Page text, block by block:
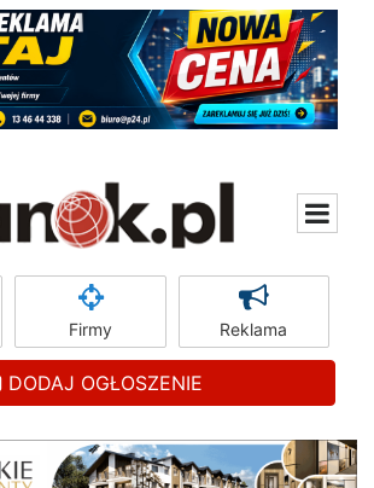
Firmy Reklama
DODAJ OGŁOSZENIE